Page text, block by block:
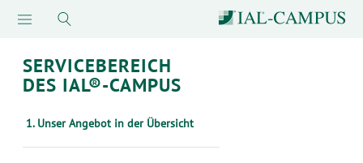
SERVICEBEREICH
DES IAL®-CAMPUS
1. Unser Angebot in der Übersicht